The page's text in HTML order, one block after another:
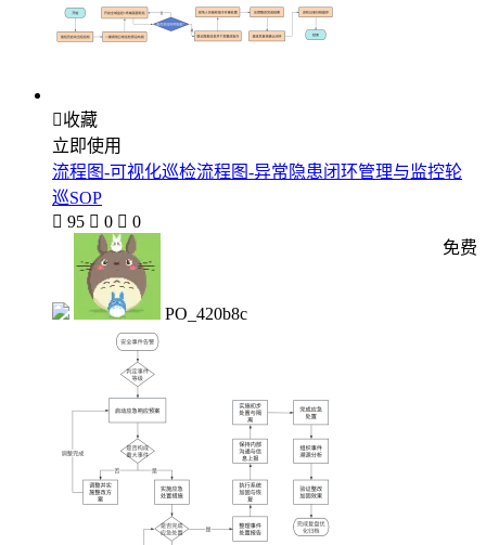
收藏
立即使用
流程图-可视化巡检流程图-异常隐患闭环管理与监控轮
巡SOP
 95  0  0
PO_420b8c
免费